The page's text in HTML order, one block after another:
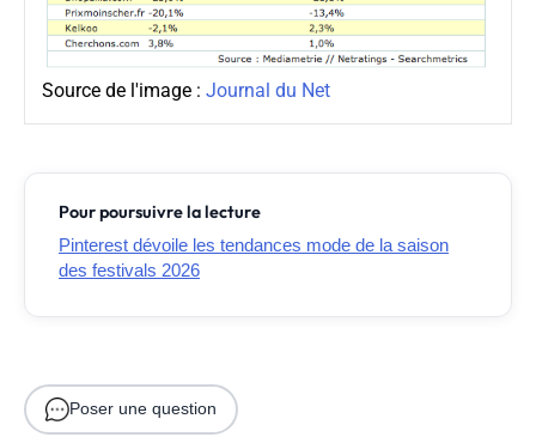
Source de l'image : Journal du Net
Pour poursuivre la lecture
Pinterest dévoile les tendances mode de la saison
des festivals 2026
Poser une question